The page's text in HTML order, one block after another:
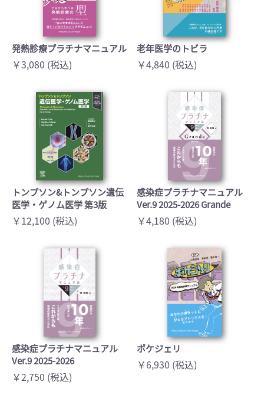
発熱診療プラチナマニュアル
￥3,080 (税込)
老年医学のトビラ
￥4,840 (税込)
トンプソン&トンプソン遺伝
医学・ゲノム医学 第3版
￥12,100 (税込)
感染症プラチナマニュアル
Ver.9 2025-2026 Grande
￥4,180 (税込)
感染症プラチナマニュアル
Ver.9 2025-2026
￥2,750 (税込)
ポケジェリ
￥6,930 (税込)